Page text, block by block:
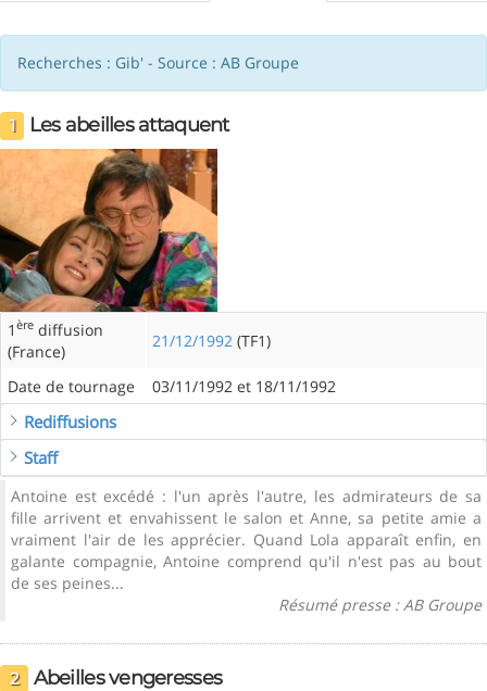
Recherches : Gib' - Source : AB Groupe
1 Les abeilles attaquent
1 ère diffusion
(France)
21/12/1992 (TF1)
Date de tournage 03/11/1992 et 18/11/1992
Rediffusions
Staff
Antoine est excédé : l'un après l'autre, les admirateurs de sa
fille arrivent et envahissent le salon et Anne, sa petite amie a
vraiment l'air de les apprécier. Quand Lola apparaît enfin, en
galante compagnie, Antoine comprend qu'il n'est pas au bout
de ses peines...
Résumé presse : AB Groupe
2 Abeilles vengeresses